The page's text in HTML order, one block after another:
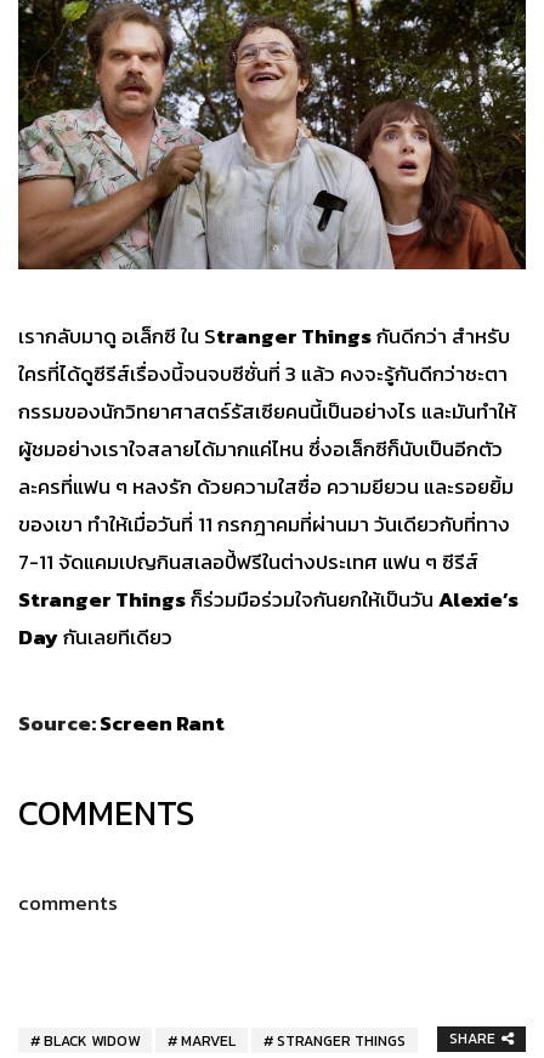
เรากลับมาดู อเล็กซี ใน Stranger Thingsกันดีกว่า สำหรับ
ใครที่ได้ดูซีรีส์เรื่องนี้จนจบซีซั่นที่ 3 แล้ว คงจะรู้กันดีกว่าชะตา
กรรมของนักวิทยาศาสตร์รัสเซียคนนี้เป็นอย่างไร และมันทำให้
ผู้ชมอย่างเราใจสลายได้มากแค่ไหน ซึ่งอเล็กซีก็นับเป็นอีกตัว
ละครที่แฟน ๆ หลงรัก ด้วยความใสซื่อ ความยียวน และรอยยิ้ม
ของเขา ทำให้เมื่อวันที่ 11 กรกฎาคมที่ผ่านมา วันเดียวกับที่ทาง
7-11 จัดแคมเปญกินสเลอปี้ฟรีในต่างประเทศ แฟน ๆ ซีรีส์
Stranger Thingsก็ร่วมมือร่วมใจกันยกให้เป็นวันAlexie’s
Dayกันเลยทีเดียว
Source:Screen Rant
COMMENTS
comments
BLACK WIDOW MARVEL STRANGER THINGS SHARE